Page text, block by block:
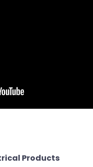
Products